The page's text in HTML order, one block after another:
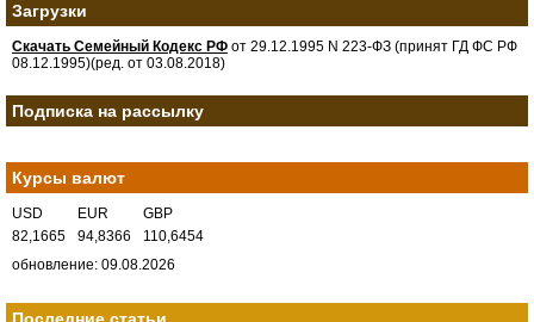
Загрузки
Скачать Семейный Кодекс РФ от 29.12.1995 N 223-ФЗ (принят ГД ФС РФ
08.12.1995)(ред. от 03.08.2018)
Подписка на рассылку
Курсы валют
USD EUR
GBP
82,1665
94,8366
110,6454
обновление: 09.08.2026